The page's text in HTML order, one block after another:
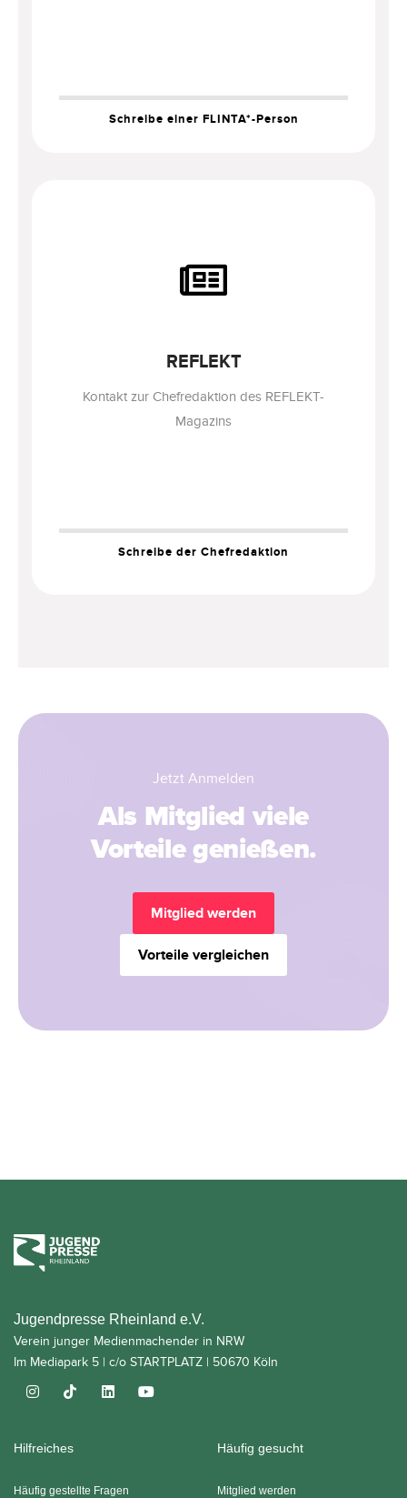
Schreibe einer FLINTA*-Person
REFLEKT
Kontakt zur Chefredaktion des REFLEKT-
Magazins
Schreibe der Chefredaktion
Jetzt Anmelden
Als Mitglied viele
Vorteile genießen.
Mitglied werden
Vorteile vergleichen
Jugendpresse Rheinland e.V.
Verein junger Medienmachender in NRW
Im Mediapark 5 | c/o STARTPLATZ | 50670 Köln
Hilfreiches
Häufig gestellte Fragen
Häufig gesucht
Mitglied werden